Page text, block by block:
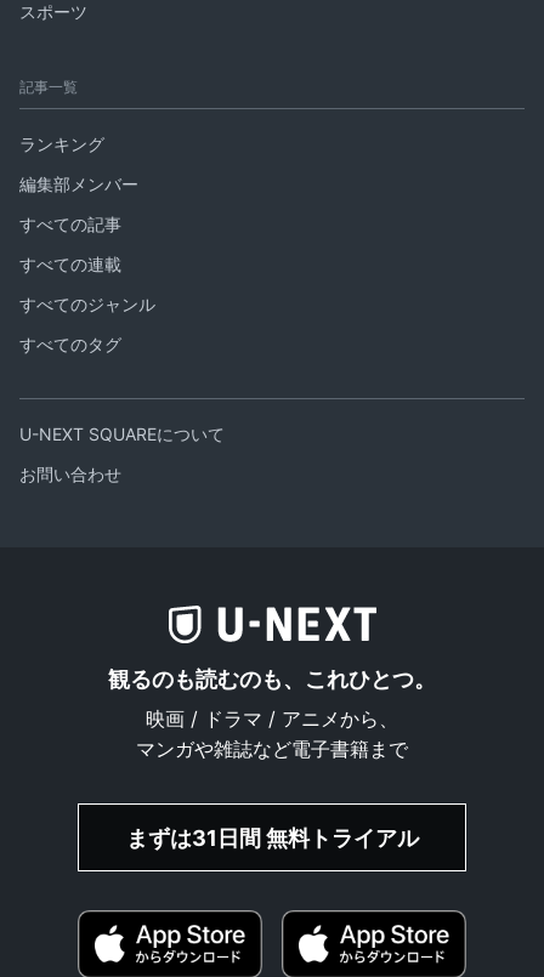
スポーツ
記事一覧
ランキング
編集部メンバー
すべての記事
すべての連載
すべてのジャンル
すべてのタグ
U-NEXT SQUAREについて
お問い合わせ
観るのも読むのも、これひとつ。
映画 / ドラマ / アニメから、
マンガや雑誌など電子書籍まで
まずは31日間 無料トライアル